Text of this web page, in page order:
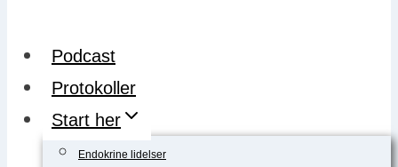
Podcast
Protokoller
Start her
Endokrine lidelser